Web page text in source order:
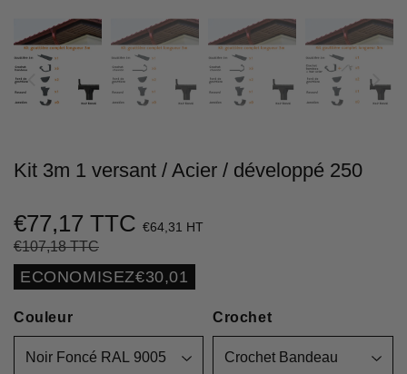
Kit 3m 1 versant / Acier / développé 250
€77,17 TTC €64,31 HT
€107,18 TTC
régulier
réduit
Unit
price
ECONOMISEZ€30,01
Couleur Crochet